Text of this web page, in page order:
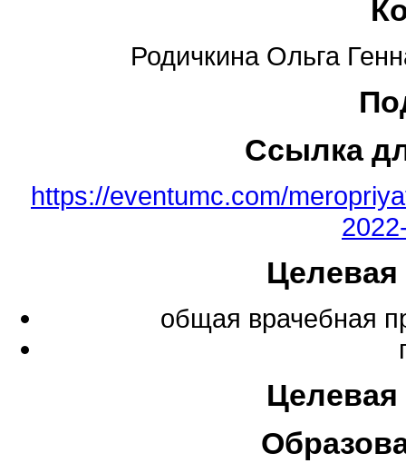
Родичкина Ольга
Ссылка
https://eventumc.com/
общая врачебная